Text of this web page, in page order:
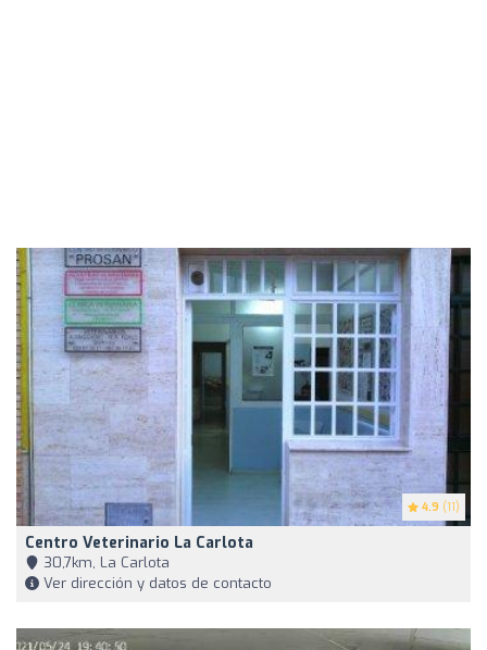
4.9 (11)
Centro Veterinario La Carlota
30,7km, La Carlota
Ver dirección y datos de contacto